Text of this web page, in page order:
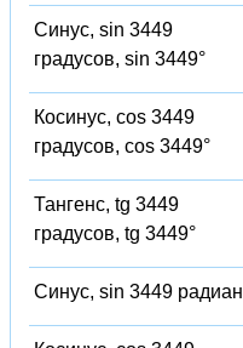
Синус, sin 3449
градусов, sin 3449°
Косинус, cos 3449
градусов, cos 3449°
Тангенс, tg 3449
градусов, tg 3449°
Синус, sin 3449 радиан